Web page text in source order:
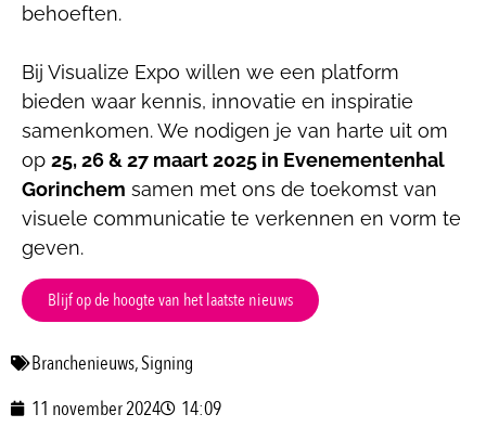
behoeften.
Bij Visualize Expo willen we een platform
bieden waar kennis, innovatie en inspiratie
samenkomen. We nodigen je van harte uit om
op 25, 26 & 27 maart 2025 in Evenementenhal
Gorinchem samen met ons de toekomst van
visuele communicatie te verkennen en vorm te
geven.
Blijf op de hoogte van het laatste nieuws
Branchenieuws,Signing
11 november 2024
14:09